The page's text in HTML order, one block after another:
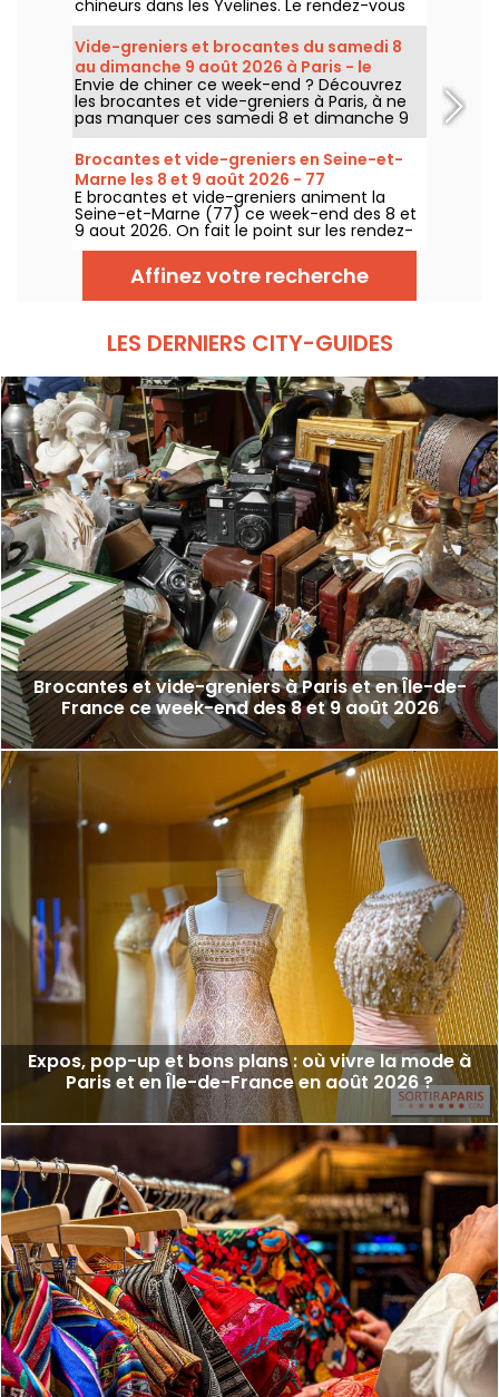
chineurs dans les Yvelines. Le rendez-vous
revient sous le parking du Carrefour de
Montesson le dimanche 9 août 2026.
Vide-greniers et brocantes du samedi 8
au dimanche 9 août 2026 à Paris - le
programme du week-end
Envie de chiner ce week-end ? Découvrez
les brocantes et vide-greniers à Paris, à ne
pas manquer ces samedi 8 et dimanche 9
août 2026 pour faire le plein de bonnes
affaires.
Brocantes et vide-greniers en Seine-et-
Marne les 8 et 9 août 2026 - 77
E brocantes et vide-greniers animent la
Seine-et-Marne (77) ce week-end des 8 et
9 aout 2026. On fait le point sur les rendez-
vous qui vous attendent !
Affinez votre recherche
LES DERNIERS CITY-GUIDES
Brocantes et vide-greniers à Paris et en Île-de-
France ce week-end des 8 et 9 août 2026
Expos, pop-up et bons plans : où vivre la mode à
Paris et en Île-de-France en août 2026 ?